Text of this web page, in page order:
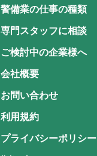
警備業の仕事の種類
専門スタッフに相談
ご検討中の企業様へ
会社概要
お問い合わせ
利用規約
プライバシーポリシー